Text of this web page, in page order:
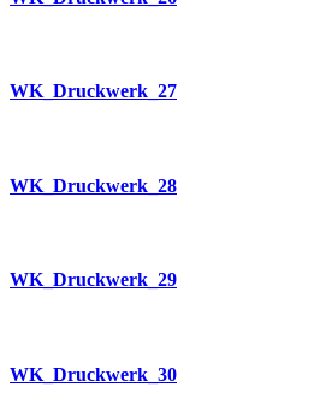
WK_Druckwerk_27
WK_Druckwerk_28
WK_Druckwerk_29
WK_Druckwerk_30